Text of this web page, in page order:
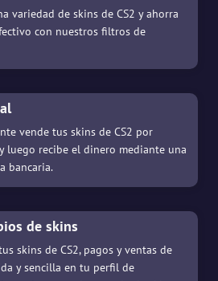
variedad de skins de CS2 y ahorra
con nuestros filtros de
vende tus skins de CS2 por
luego recibe el dinero mediante una
bancaria.
de skins
skins de CS2, pagos y ventas de
y sencilla en tu perfil de